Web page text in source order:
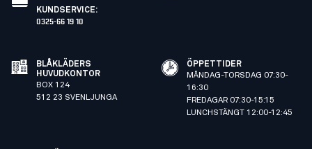
KUNDSERVICE:
0325-66 19 10
BLÅKLÄDERS
HUVUDKONTOR
BOX 124
512 23 SVENLJUNGA
ÖPPETTIDER
MÅNDAG-TORSDAG 07:30-
16:30
FREDAGAR 07:30-15:15
LUNCHSTÄNGT 12:00-12:45